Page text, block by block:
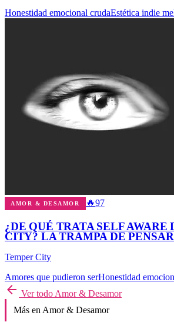
Honestidad emocional crudaEstética indie
AMOR & DESAMOR 🔥97
¿DE QUÉ TRATA SELF AWARE
CITY? LA TRAMPA DE
Temper City
Amores que pudieron serHonestidad
arrow_back Ver todo Amor & Desamor
Más en Amor & Desamor